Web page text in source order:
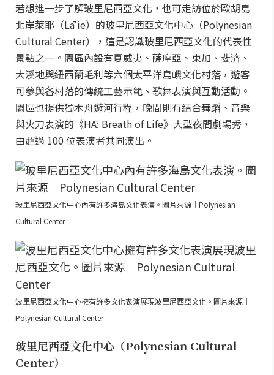
若想進一步了解玻里尼西亞文化，也可走訪位於歐胡島
北岸萊耶（Lāʻie）的玻里尼西亞文化中心（Polynesian
Cultural Center），這是認識玻里尼西亞文化的代表性
景點之一。園區內設有夏威夷、薩摩亞、東加、斐濟、
大溪地與紐西蘭毛利等六個太平洋島嶼文化村落，遊客
可參與各村落的傳統工藝示範、歌舞表演與互動活動。
園區也提供獨木舟遊河行程，晚間則有結合舞蹈、音樂
與火刀表演的《HĀ: Breath of Life》大型夜間劇場秀，
由超過 100 位表演者共同演出。
玻里尼西亞文化中心內有許多海島文化表演。圖片來源｜Polynesian
Cultural Center
波里尼西亞文化中心擁有許多文化表演展現波里尼西亞文化。圖片來源｜
Polynesian Cultural Center
玻里尼西亞文化中心（Polynesian Cultural
Center）